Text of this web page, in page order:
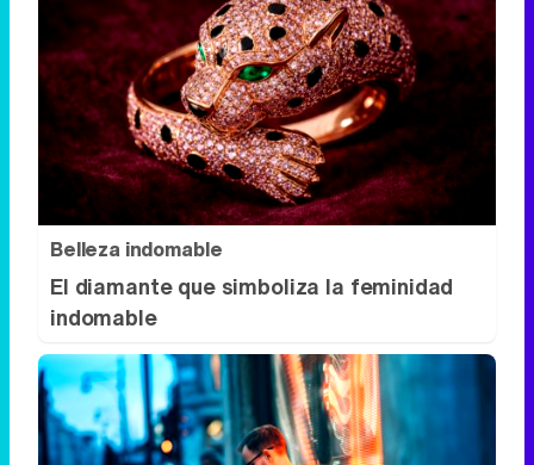
Belleza indomable
El diamante que simboliza la feminidad
indomable